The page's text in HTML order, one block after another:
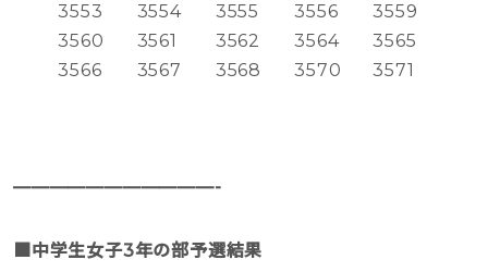
3553
3554 3555 3556
3559
3560
3561 3562 3564
3565
3566
3567 3568 3570 3571
———————————-
中学生女子3年の部予選結果